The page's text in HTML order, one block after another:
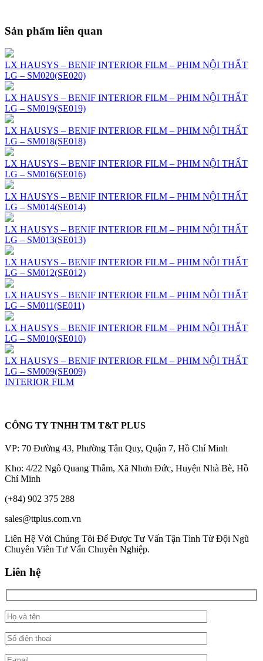
Sản phẩm liên quan
LX HAUSYS – BENIF INTERIOR FILM – PHIM NỘI THẤT
LG – SM020(SE020)
LX HAUSYS – BENIF INTERIOR FILM – PHIM NỘI THẤT
LG – SM019(SE019)
LX HAUSYS – BENIF INTERIOR FILM – PHIM NỘI THẤT
LG – SM018(SE018)
LX HAUSYS – BENIF INTERIOR FILM – PHIM NỘI THẤT
LG – SM016(SE016)
LX HAUSYS – BENIF INTERIOR FILM – PHIM NỘI THẤT
LG – SM014(SE014)
LX HAUSYS – BENIF INTERIOR FILM – PHIM NỘI THẤT
LG – SM013(SE013)
LX HAUSYS – BENIF INTERIOR FILM – PHIM NỘI THẤT
LG – SM012(SE012)
LX HAUSYS – BENIF INTERIOR FILM – PHIM NỘI THẤT
LG – SM011(SE011)
LX HAUSYS – BENIF INTERIOR FILM – PHIM NỘI THẤT
LG – SM010(SE010)
LX HAUSYS – BENIF INTERIOR FILM – PHIM NỘI THẤT
LG – SM009(SE009)
INTERIOR FILM
CÔNG TY TNHH TM T&T PLUS
VP: 70 Đường 43, Phường Tân Quy, Quận 7, Hồ Chí Minh
Kho: 4/22 Ngô Quang Thắm, Xã Nhơn Đức, Huyện Nhà Bè, Hồ
Chí Minh
(+84) 902 375 288
sales@ttplus.com.vn
Liên Hệ Với Chúng Tôi Để Được Tư Vấn Tận Tình Từ Đội Ngũ
Chuyên Viên Tư Vấn Chuyên Nghiệp.
Liên hệ